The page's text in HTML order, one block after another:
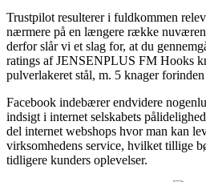
Trustpilot resulterer i fuldkommen
nærmere på en længere række
derfor slår vi et slag for, at du
ratings af JENSENPLUS FM Hooks
pulverlakeret stål, m. 5 knager
Facebook indebærer endvidere
indsigt i internet selskabets
del internet webshops hvor man kan
virksomhedens service, hvilket tillige
tidligere kunders oplevelser.